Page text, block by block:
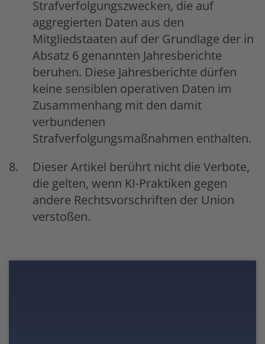
Strafverfolgungszwecken, die auf
aggregierten Daten aus den
Mitgliedstaaten auf der Grundlage der in
Absatz 6 genannten Jahresberichte
beruhen. Diese Jahresberichte dürfen
keine sensiblen operativen Daten im
Zusammenhang mit den damit
verbundenen
Strafverfolgungsmaßnahmen enthalten.
Dieser Artikel berührt nicht die Verbote,
die gelten, wenn KI-Praktiken gegen
andere Rechtsvorschriften der Union
verstoßen.